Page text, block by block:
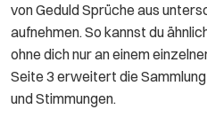
von Geduld Sprüche aus
aufnehmen. So kannst du
ohne dich nur an einem
Seite 3 erweitert die
und Stimmungen.